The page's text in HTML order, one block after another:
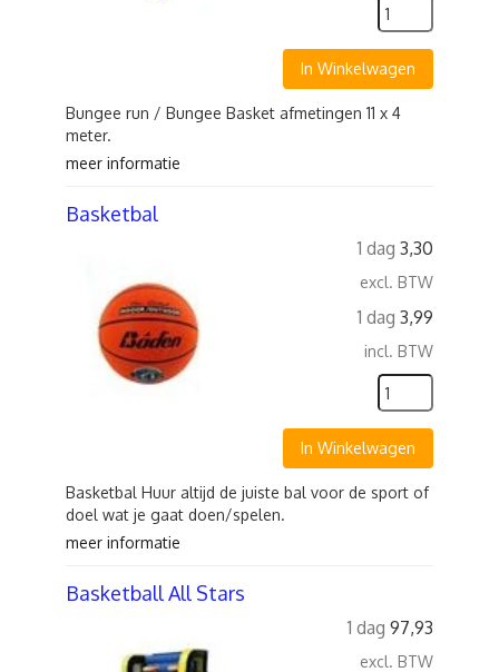
In Winkelwagen
Bungee run / Bungee Basket afmetingen 11 x 4
meter.
meer informatie
Basketbal
1 dag 3,30
excl. BTW
1 dag 3,99
incl. BTW
In Winkelwagen
Basketbal Huur altijd de juiste bal voor de sport of
doel wat je gaat doen/spelen.
meer informatie
Basketball All Stars
1 dag 97,93
excl. BTW